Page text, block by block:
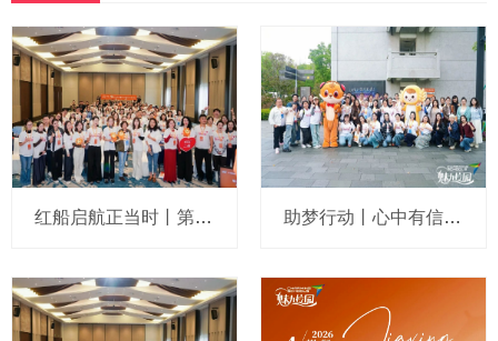
红船启航正当时丨第37期艺术教育精英校长助梦行动嘉兴站温情落幕 助梦行动丨心中有信仰，行动有力量！精英校长在变局中笑对未来